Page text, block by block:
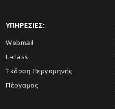
ΥΠΗΡΕΣΙΕΣ:
Webmail
E-class
Έκδοση Περγαμηνής
Πέργαμος